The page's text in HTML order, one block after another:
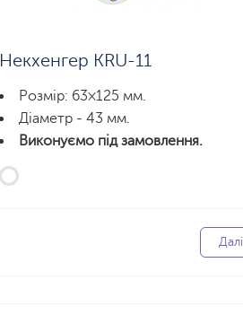
Некхенгер KRU-11
Розмір: 63×125 мм.
Діаметр - 43 мм.
Виконуємо під замовлення.
Далі